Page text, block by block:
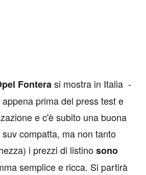
Fonterasi mostra in Italia -
prima del press test e
e c'è subito una buona
compatta, ma non tanto
i prezzi di listinosono
semplice e ricca. Si partirà